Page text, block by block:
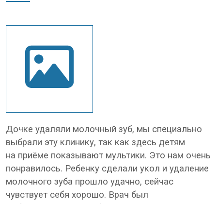
Дочке удаляли молочный зуб, мы специально
выбрали эту клинику, так как здесь детям
на приёме показывают мультики. Это нам очень
понравилось. Ребенку сделали укол и удаление
молочного зуба прошло удачно, сейчас
чувствует себя хорошо. Врач был